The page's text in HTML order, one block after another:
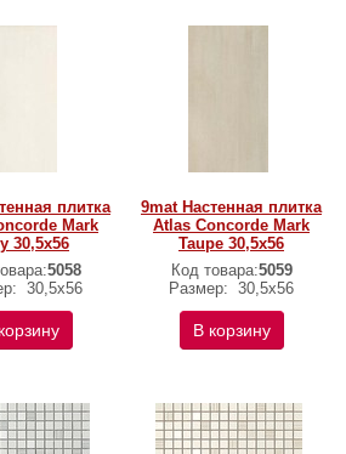
плитка
Mark
30,5x56
5058
30,5x56
9mat Настенная плитка
Atlas Concorde Mark
Taupe 30,5x56
Код товара:5059
Размер: 30,5x56
В корзину